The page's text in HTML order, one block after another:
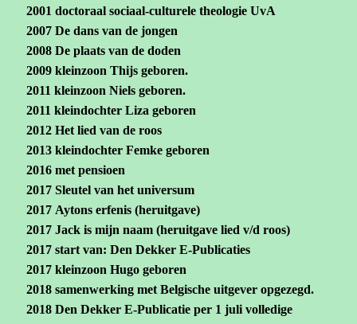
2001 doctoraal sociaal-culturele theologie UvA
2007 De dans van de jongen
2008 De plaats van de doden
2009 kleinzoon Thijs geboren.
2011 kleinzoon Niels geboren.
2011 kleindochter Liza geboren
2012 Het lied van de roos
2013 kleindochter Femke geboren
2016 met pensioen
2017 Sleutel van het universum
2017 Aytons erfenis (heruitgave)
2017 Jack is mijn naam (heruitgave lied v/d roos)
2017 start van: Den Dekker E-Publicaties
2017 kleinzoon Hugo geboren
2018 samenwerking met Belgische uitgever opgezegd.
2018 Den Dekker E-Publicatie per 1 juli volledige